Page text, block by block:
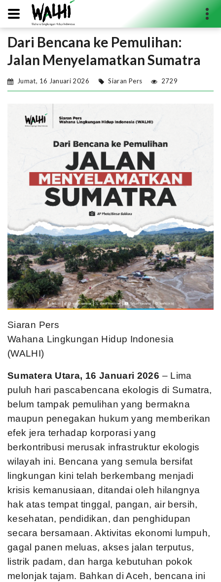
Dari Bencana ke Pemulihan:
Jalan Menyelamatkan Sumatra
Jumat, 16 Januari 2026 Siaran Pers 2729
Siaran Pers
Wahana Lingkungan Hidup Indonesia
(WALHI)
Sumatera Utara, 16 Januari 2026 – Lima
puluh hari pascabencana ekologis di Sumatra,
belum tampak pemulihan yang bermakna
maupun penegakan hukum yang memberikan
efek jera terhadap korporasi yang
berkontribusi merusak infrastruktur ekologis
wilayah ini. Bencana yang semula bersifat
lingkungan kini telah berkembang menjadi
krisis kemanusiaan, ditandai oleh hilangnya
hak atas tempat tinggal, pangan, air bersih,
kesehatan, pendidikan, dan penghidupan
secara bersamaan. Aktivitas ekonomi lumpuh,
gagal panen meluas, akses jalan terputus,
listrik padam, dan harga kebutuhan pokok
melonjak tajam. Bahkan di Aceh, bencana ini